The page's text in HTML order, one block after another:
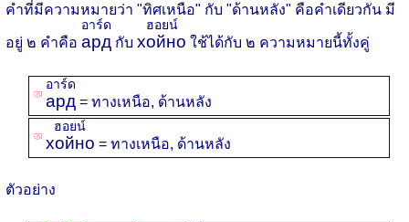
คำที่มีความหมายว่า "ทิศเหนือ" กับ "ด้านหลัง" คือคำเดียวกัน มี
อยู่ ๒ คำคือ ард
อาร์ด
กับ хойно
ฮอยน์
ใช้ได้กับ ๒ ความหมายนี้ทั้งคู่
ꡐ ард
อาร์ด
= ทางเหนือ, ด้านหลัง
ꡐ хойно
ฮอยน์
= ทางเหนือ, ด้านหลัง
ตัวอย่าง